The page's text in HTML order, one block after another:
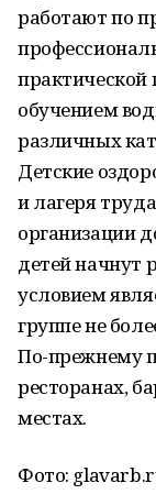
работают по
практической
обучением
различных
Детские
и лагеря
организации
детей начнут
условием
группе не
По-прежнему
ресторанах,
местах.
Фото: